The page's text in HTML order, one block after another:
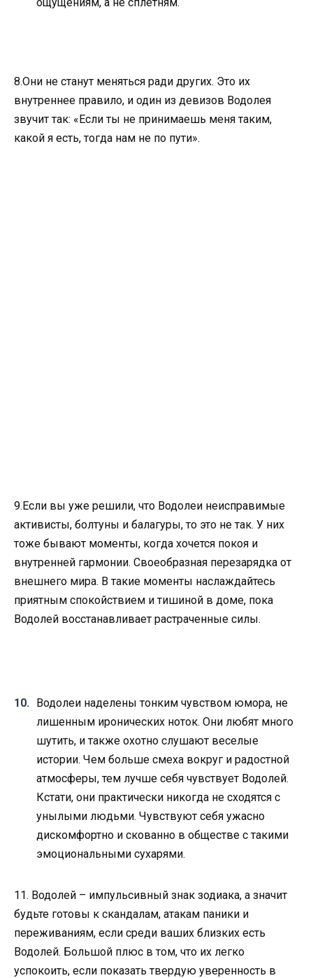
8.Они не станут меняться ради других. Это их
внутреннее правило, и один из девизов Водолея
звучит так: «Если ты не принимаешь меня таким,
какой я есть, тогда нам не по пути».
9.Если вы уже решили, что Водолеи неисправимые
активисты, болтуны и балагуры, то это не так. У них
тоже бывают моменты, когда хочется покоя и
внутренней гармонии. Своеобразная перезарядка от
внешнего мира. В такие моменты наслаждайтесь
приятным спокойствием и тишиной в доме, пока
Водолей восстанавливает растраченные силы.
Водолеи наделены тонким чувством юмора, не
лишенным иронических ноток. Они любят много
шутить, и также охотно слушают веселые
истории. Чем больше смеха вокруг и радостной
атмосферы, тем лучше себя чувствует Водолей.
Кстати, они практически никогда не сходятся с
унылыми людьми. Чувствуют себя ужасно
дискомфортно и скованно в обществе с такими
эмоциональными сухарями.
11. Водолей – импульсивный знак зодиака, а значит
будьте готовы к скандалам, атакам паники и
переживаниям, если среди ваших близких есть
Водолей. Большой плюс в том, что их легко
успокоить, если показать твердую уверенность в